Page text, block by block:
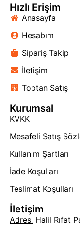
Hızlı Erişim
Anasayfa
Hesabım
Sipariş Takip
İletişim
Toptan Satış
Kurumsal
KVKK
Mesafeli Satış
Kullanım Şartları
İade Koşulları
Teslimat Koşulları
İletişim
Adres: Halil Rıfat